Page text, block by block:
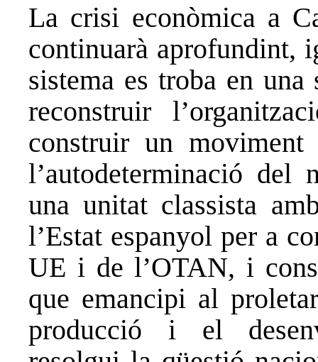
La crisi econòmica a
continuarà aprofundint,
sistema es troba en
reconstruir
construir un
l’autodeterminació del
una unitat classista
l’Estat espanyol per a
UE i de l’OTAN, i
que emancipi al
producció i el